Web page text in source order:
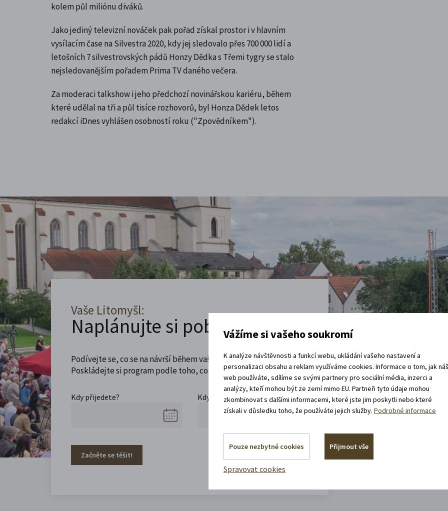
kolem půl miliónu diváků.
Jako jediný televizní nováček pak pořad získal prostor i v hlavním
vysílacím čase na Silvestra 2020, kdy jej sledovalo přes 700 000 lidí a
letošních 7 silvestrovských pádů Honzy Dědka s Třemi tygry se stalo
nejsledovanějším pořadem Prima TV daného večera.
Za moderaci talkshow i jeho předchozí novinářskou kariéru, během
které udělal na tři a půl tisíce rozhovorů, byl Honza Dědek letos
redakcí iDnes vyhlášen osobností roku ("Zpovědníkem").
Vaše Litomyšl:
Naplánujte si pobyt
Podívejte se, co se na návrší během vaší návštěvy děje.
Poskládejte si program podle toho, co máte rádi.
Kdy přijedete? Kdy se vracíte domů?
Začněte se těšit!
Vážíme si vašeho soukromí
K analýze návštěvnosti a funkcí webu, ukládání vašeho nastavení a
personalizaci obsahu a reklam využíváme cookies. Informace o tom, jak
web používáte, sdílíme se svými partnery pro sociální média, inzerci a
analýzy, kteří mohou být ze zemí mimo EU. Partneři tyto údaje mohou
zkombinovat s dalšími informacemi, které jste jim poskytli nebo které
získali v důsledku toho, že používáte jejich služby.Podrobné informace
Pouze nezbytné cookies Přijmout vše
Spravovat cookies